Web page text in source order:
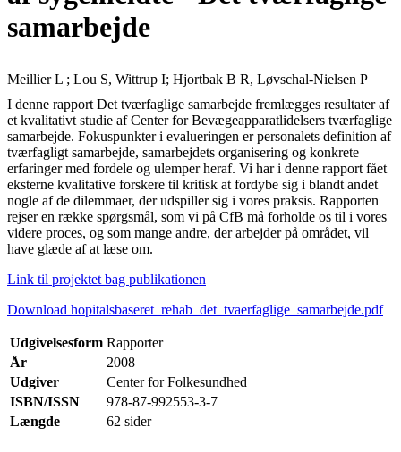
samarbejde
Meillier L ; Lou S, Wittrup I; Hjortbak B R, Løvschal-Nielsen P
I denne rapport Det tværfaglige samarbejde fremlægges resultater af
et kvalitativt studie af Center for Bevægeapparatlidelsers tværfaglige
samarbejde. Fokuspunkter i evalueringen er personalets definition af
tværfagligt samarbejde, samarbejdets organisering og konkrete
erfaringer med fordele og ulemper heraf. Vi har i denne rapport fået
eksterne kvalitative forskere til kritisk at fordybe sig i blandt andet
nogle af de dilemmaer, der udspiller sig i vores praksis. Rapporten
rejser en række spørgsmål, som vi på CfB må forholde os til i vores
videre proces, og som mange andre, der arbejder på området, vil
have glæde af at læse om.
Link til projektet bag publikationen
Download hopitalsbaseret_rehab_det_tvaerfaglige_samarbejde.pdf
Udgivelsesform Rapporter
År
2008
Udgiver
Center for Folkesundhed
ISBN/ISSN
978-87-992553-3-7
Længde
62 sider